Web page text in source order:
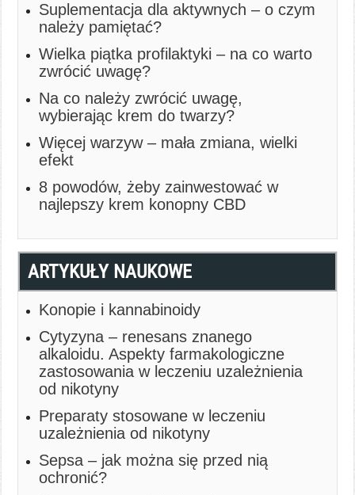
Suplementacja dla aktywnych – o czym
należy pamiętać?
Wielka piątka profilaktyki – na co warto
zwrócić uwagę?
Na co należy zwrócić uwagę,
wybierając krem do twarzy?
Więcej warzyw – mała zmiana, wielki
efekt
8 powodów, żeby zainwestować w
najlepszy krem konopny CBD
ARTYKUŁY NAUKOWE
Konopie i kannabinoidy
Cytyzyna – renesans znanego
alkaloidu. Aspekty farmakologiczne
zastosowania w leczeniu uzależnienia
od nikotyny
Preparaty stosowane w leczeniu
uzależnienia od nikotyny
Sepsa – jak można się przed nią
ochronić?